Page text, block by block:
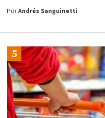
PorAndrés Sanguinetti